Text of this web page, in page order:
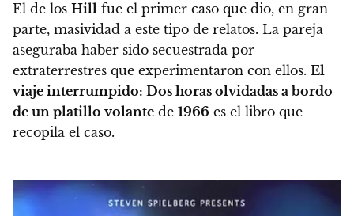
El de los Hill fue el primer caso que dio, en gran
parte, masividad a este tipo de relatos. La pareja
aseguraba haber sido secuestrada por
extraterrestres que experimentaron con ellos. El
viaje interrumpido: Dos horas olvidadas a bordo
de un platillo volante de 1966 es el libro que
recopila el caso.